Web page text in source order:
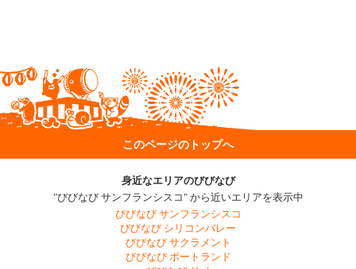
このページのトップへ
身近なエリアのびびなび
"びびなび サンフランシスコ" から近いエリアを表示中
びびなび サンフランシスコ
びびなび シリコンバレー
びびなび サクラメント
びびなび ポートランド